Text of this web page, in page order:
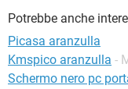
Potrebbe anche
Picasa aranzulla
Kmspico aranzulla -
Schermo nero pc